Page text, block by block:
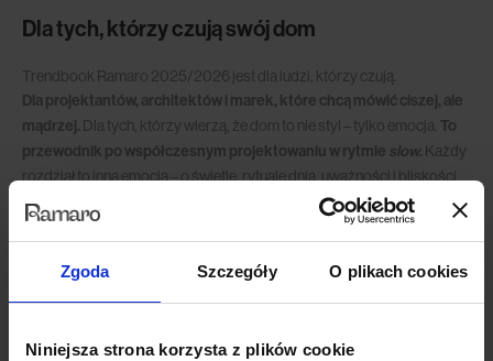
Zgoda Szczegóły O plikach cookies
Niniejsza strona korzysta z plików cookie
Dla tych, którzy czują swój dom
Trendbook Ramaro 2025/2026 jest dla ludzi, którzy czują.
Dla projektantów, architektów i marek, które chcą mówić ciszej, ale
mądrzej. Dla tych, którzy wierzą, że dom to nie styl – tylko emocja. To
przewodnik po współczesnym projektowaniu w rytmie slow. Każdy
rozdział to inna emocja – o świetle, rytuale dnia, uważności i bliskości.
Znajdziesz tu refleksje o projektowaniu empatycznym, fotografie
wnętrz i detali, oraz słowa, które zostają w głowie.
To nie publikacja, która mówi „zrób tak”, tylko taka, która pyta: „Jak